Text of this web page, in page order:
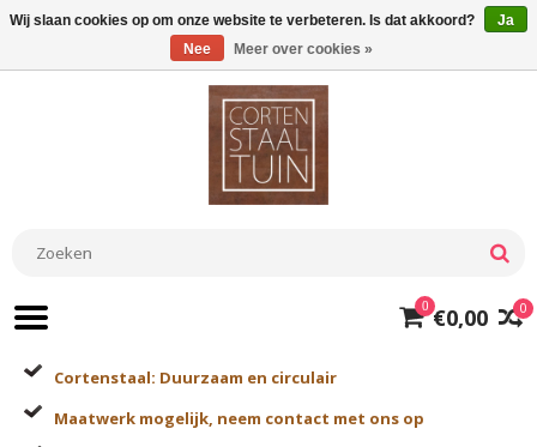
0
0 €0,00
Cortenstaal: Duurzaam en circulair
Maatwerk mogelijk, neem contact met ons op
Wij slaan cookies op om onze website te verbeteren. Is dat akkoord?
Ja
Nee
Meer over cookies »